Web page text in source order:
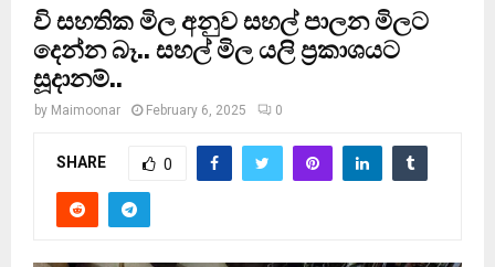
වි සහතික මිල අනුව සහල් පාලන මිලට
දෙන්න බෑ.. සහල් මිල යලි ප‍්‍රකාශයට
සූදානම්..
by Maimoonar February 6, 2025 0
SHARE 0